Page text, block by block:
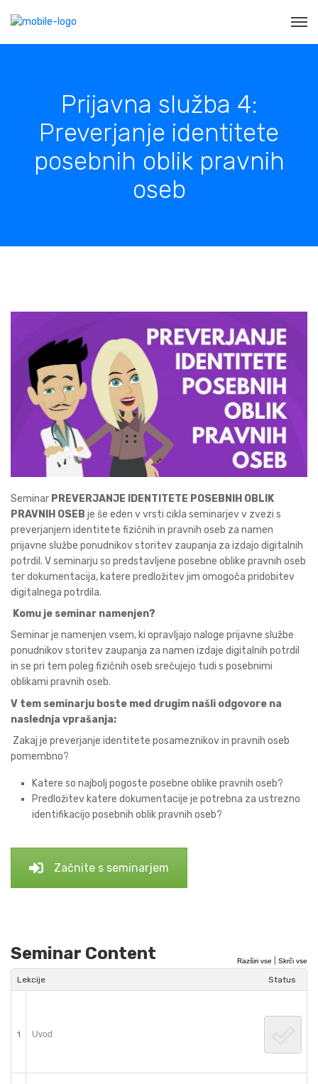
Prijavna služba 4:
Preverjanje identitete
posebnih oblik pravnih
oseb
Seminar PREVERJANJE IDENTITETE POSEBNIH OBLIK
PRAVNIH OSEB je še eden v vrsti cikla seminarjev v zvezi s
preverjanjem identitete fizičnih in pravnih oseb za namen
prijavne službe ponudnikov storitev zaupanja za izdajo digitalnih
potrdil. V seminarju so predstavljene posebne oblike pravnih oseb
ter dokumentacija, katere predložitev jim omogoča pridobitev
digitalnega potrdila.
Komu je seminar namenjen?
Seminar je namenjen vsem, ki opravljajo naloge prijavne službe
ponudnikov storitev zaupanja za namen izdaje digitalnih potrdil
in se pri tem poleg fizičnih oseb srečujejo tudi s posebnimi
oblikami pravnih oseb.
V tem seminarju boste med drugim našli odgovore na
naslednja vprašanja:
Zakaj je preverjanje identitete posameznikov in pravnih oseb
pomembno?
Katere so najbolj pogoste posebne oblike pravnih oseb?
Predložitev katere dokumentacije je potrebna za ustrezno
identifikacijo posebnih oblik pravnih oseb?
Začnite s seminarjem
Seminar Content Razširi vse Skrči vse
Lekcije Status
1 Uvod